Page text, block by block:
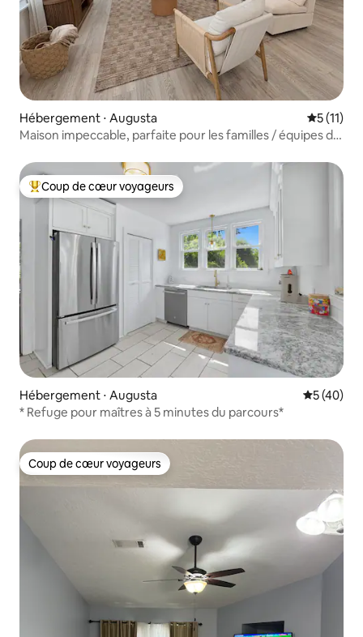
Hébergement ⋅ Augusta
5 (11)
Maison impeccable, parfaite pour les familles / équipes de
Coups de cœur voyageurs les plus appréciés
Coup de cœur voyageurs
Hébergement ⋅ Augusta
5 (40)
* Refuge pour maîtres à 5 minutes du parcours*
Coup de cœur voyageurs
Coup de cœur voyageurs